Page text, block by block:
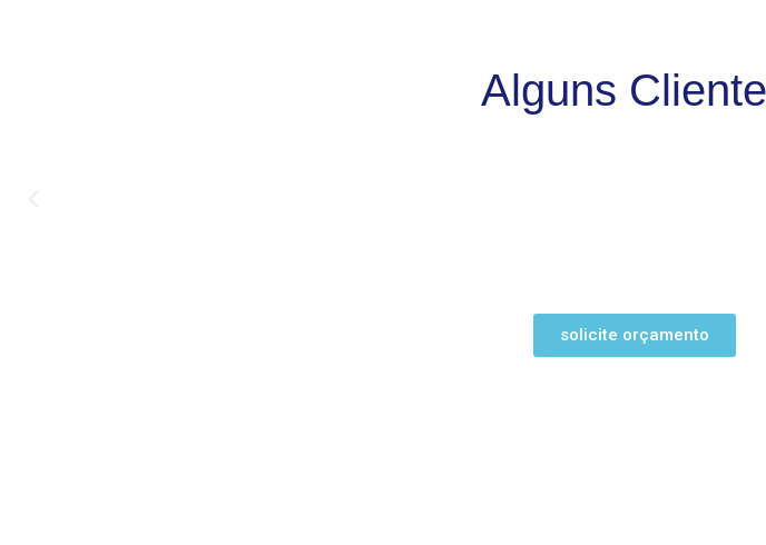
Alguns
solicite orçamento